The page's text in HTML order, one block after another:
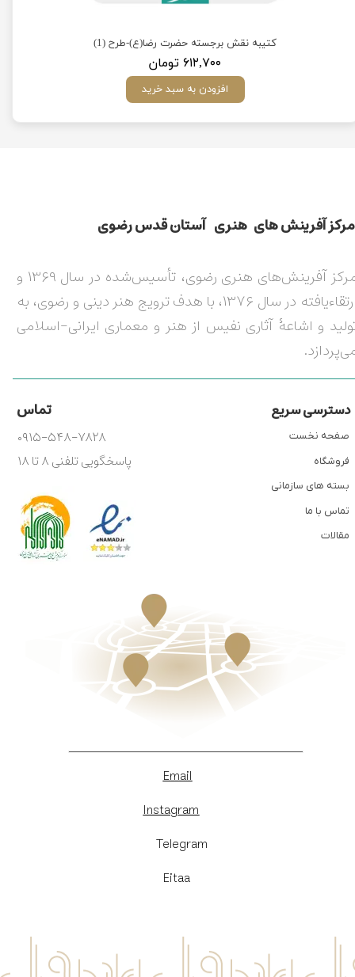
کتیبه نقش برجسته حضرت رضا(ع)-طرح (1)
۶۱۲,۷۰۰ تومان
افزودن به سبد خرید
مركز آفرينش های هنری آستان قدس رضوی​​​​​​​​​​​​​​
مرکز آفرینش‌های هنری رضوی، تأسیس‌شده در سال ۱۳۶۹ و
ارتقاءیافته در سال ۱۳۷۶، با هدف ترویج هنر دینی و رضوی، به
و اشاعۀ آثاری نفیس از هنر و معماری ایرانی-اسلامی
دسترسی سریع تماس
۰۹۱۵-۵۴۸-۷۸۲۸
پاسخگویی تلفنی ۸ تا ۱۸
صفحه نخست
فروشگاه
بسته های سازمانی
تماس با ما
مقالات
Email
Instagram
​Telegram
Eitaa